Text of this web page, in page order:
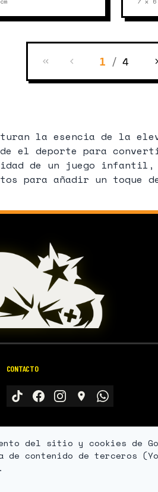
1 / 4
la esencia de la
el deporte para
de un juego
para añadir un toque
CONTACTO
del sitio y cookies de
contenido de terceros